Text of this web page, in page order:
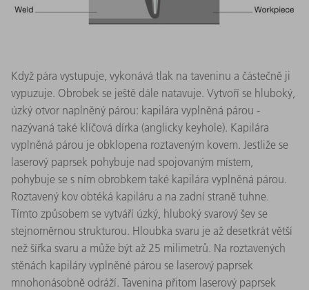
Když pára vystupuje, vykonává tlak na taveninu a částečně ji
vypuzuje. Obrobek se ještě dále natavuje. Vytvoří se hluboký,
úzký otvor naplněný párou: kapilára vyplněná párou -
nazývaná také klíčová dírka (anglicky keyhole). Kapilára
vyplněná párou je obklopena roztaveným kovem. Jestliže se
laserový paprsek pohybuje nad spojovaným místem,
pohybuje se s ním obrobkem také kapilára vyplněná párou.
Roztavený kov obtéká kapiláru a na zadní straně tuhne.
Tímto způsobem se vytváří úzký, hluboký svarový šev se
stejnoměrnou strukturou. Hloubka svaru je až desetkrát větší
než šířka svaru a může být až 25 milimetrů. Na roztavených
stěnách kapiláry vyplněné párou se laserový paprsek
mnohonásobně odráží. Tavenina přitom laserový paprsek